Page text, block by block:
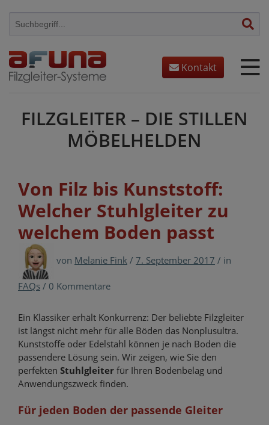
Skip
Kontakt
FILZGLEITER – DIE STILLEN
MÖBELHELDEN
Von Filz bis Kunststoff:
Welcher Stuhlgleiter zu
welchem Boden passt
von Melanie Fink / 7. September 2017 / in
FAQs / 0 Kommentare
Ein Klassiker erhält Konkurrenz: Der beliebte Filzgleiter
ist längst nicht mehr für alle Böden das Nonplusultra.
Kunststoffe oder Edelstahl können je nach Boden die
passendere Lösung sein. Wir zeigen, wie Sie den
perfekten Stuhlgleiter für Ihren Bodenbelag und
Anwendungszweck finden.
Für jeden Boden der passende Gleiter